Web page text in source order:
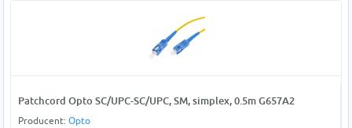
Patchcord Opto SC/UPC-SC/UPC, SM, simplex, 0.5m G657A2
Producent: Opto